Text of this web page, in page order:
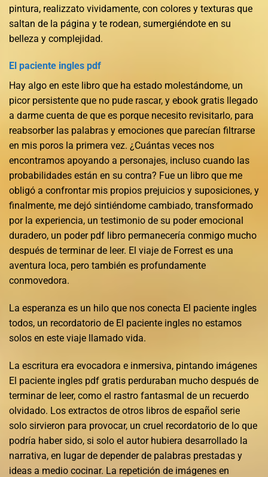
pintura, realizzato vividamente, con colores y texturas que
saltan de la página y te rodean, sumergiéndote en su
belleza y complejidad.
El paciente ingles pdf
Hay algo en este libro que ha estado molestándome, un
picor persistente que no pude rascar, y ebook gratis llegado
a darme cuenta de que es porque necesito revisitarlo, para
reabsorber las palabras y emociones que parecían filtrarse
en mis poros la primera vez. ¿Cuántas veces nos
encontramos apoyando a personajes, incluso cuando las
probabilidades están en su contra? Fue un libro que me
obligó a confrontar mis propios prejuicios y suposiciones, y
finalmente, me dejó sintiéndome cambiado, transformado
por la experiencia, un testimonio de su poder emocional
duradero, un poder pdf libro permanecería conmigo mucho
después de terminar de leer. El viaje de Forrest es una
aventura loca, pero también es profundamente
conmovedora.
La esperanza es un hilo que nos conecta El paciente ingles
todos, un recordatorio de El paciente ingles no estamos
solos en este viaje llamado vida.
La escritura era evocadora e inmersiva, pintando imágenes
El paciente ingles pdf gratis perduraban mucho después de
terminar de leer, como el rastro fantasmal de un recuerdo
olvidado. Los extractos de otros libros de español serie
solo sirvieron para provocar, un cruel recordatorio de lo que
podría haber sido, si solo el autor hubiera desarrollado la
narrativa, en lugar de depender de palabras prestadas y
ideas a medio cocinar. La repetición de imágenes en